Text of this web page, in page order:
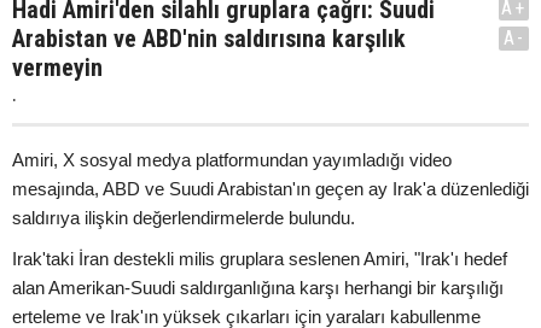
Hadi Amiri'den silahlı gruplara çağrı: Suudi
Arabistan ve ABD'nin saldırısına karşılık
vermeyin
.
A+
A-
Amiri, X sosyal medya platformundan yayımladığı video
mesajında, ABD ve Suudi Arabistan'ın geçen ay Irak'a düzenlediği
saldırıya ilişkin değerlendirmelerde bulundu.
Irak'taki İran destekli milis gruplara seslenen Amiri, "Irak'ı hedef
alan Amerikan-Suudi saldırganlığına karşı herhangi bir karşılığı
erteleme ve Irak'ın yüksek çıkarları için yaraları kabullenme